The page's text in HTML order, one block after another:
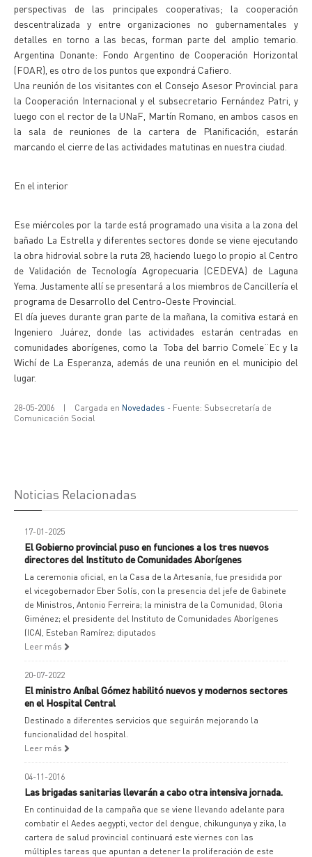
perspectivas de las principales cooperativas; la cooperación
descentralizada y entre organizaciones no gubernamentales y
detalles en torno a las becas, forman parte del amplio temario.
Argentina Donante: Fondo Argentino de Cooperación Horizontal
(FOAR), es otro de los puntos que expondrá Cafiero.
Una reunión de los visitantes con el Consejo Asesor Provincial para
la Cooperación Internacional y el subsecretario Fernández Patri, y
luego con el rector de la UNaF, Martín Romano, en ambos casos en
la sala de reuniones de la cartera de Planificación, estarán
marcando el cierre de las actividades matutinas en nuestra ciudad.
En el interior
Ese miércoles por la tarde está programado una visita a la zona del
bañado La Estrella y diferentes sectores donde se viene ejecutando
la obra hidrovial sobre la ruta 28, haciendo luego lo propio al Centro
de Validación de Tecnología Agropecuaria (CEDEVA) de Laguna
Yema. Justamente allí se presentará a los miembros de Cancillería el
programa de Desarrollo del Centro-Oeste Provincial.
El día jueves durante gran parte de la mañana, la comitiva estará en
Ingeniero Juárez, donde las actividades estarán centradas en
comunidades aborígenes, como la Toba del barrio Comele¨Ec y la
Wichí de La Esperanza, además de una reunión en el municipio del
lugar.
28-05-2006 | Cargada en Novedades - Fuente: Subsecretaría de
Comunicación Social
Noticias Relacionadas
17-01-2025
El Gobierno provincial puso en funciones a los tres nuevos
directores del Instituto de Comunidades Aborígenes
La ceremonia oficial, en la Casa de la Artesanía, fue presidida por
el vicegobernador Eber Solís, con la presencia del jefe de Gabinete
de Ministros, Antonio Ferreira; la ministra de la Comunidad, Gloria
Giménez; el presidente del Instituto de Comunidades Aborígenes
(ICA), Esteban Ramírez; diputados
Leer más
20-07-2022
El ministro Aníbal Gómez habilitó nuevos y modernos sectores
en el Hospital Central
Destinado a diferentes servicios que seguirán mejorando la
funcionalidad del hospital.
Leer más
04-11-2016
Las brigadas sanitarias llevarán a cabo otra intensiva jornada.
En continuidad de la campaña que se viene llevando adelante para
combatir el Aedes aegypti, vector del dengue, chikungunya y zika, la
cartera de salud provincial continuará este viernes con las
múltiples tareas que apuntan a detener la proliferación de este